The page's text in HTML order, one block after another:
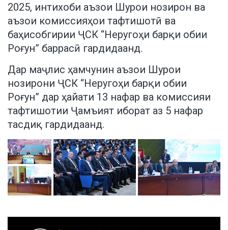
2025, интихоби аъзои Шурои нозирон ва
аъзои комиссияҳои тафтишотӣ ва
баҳисобгирии ҶСК “Неругоҳи барқи обии
Роғун” баррасӣ гардидаанд.
Дар маҷлис ҳамчунин аъзои Шурои
нозирони ҶСК “Неругоҳи барқи обии
Роғун” дар ҳайати 13 нафар ва комиссияи
тафтишотии Ҷамъият иборат аз 5 нафар
тасдиқ гардидаанд.